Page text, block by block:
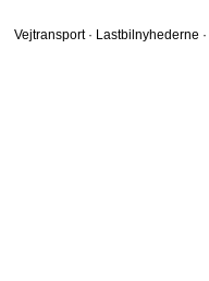
Vejtransport · Lastbilnyhederne ·